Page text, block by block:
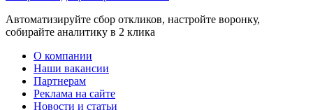
Автоматизируйте сбор откликов, настройте воронку,
собирайте аналитику в 2 клика
О компании
Наши вакансии
Партнерам
Реклама на сайте
Новости и статьи